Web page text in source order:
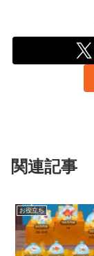
関連記事
お役立ち